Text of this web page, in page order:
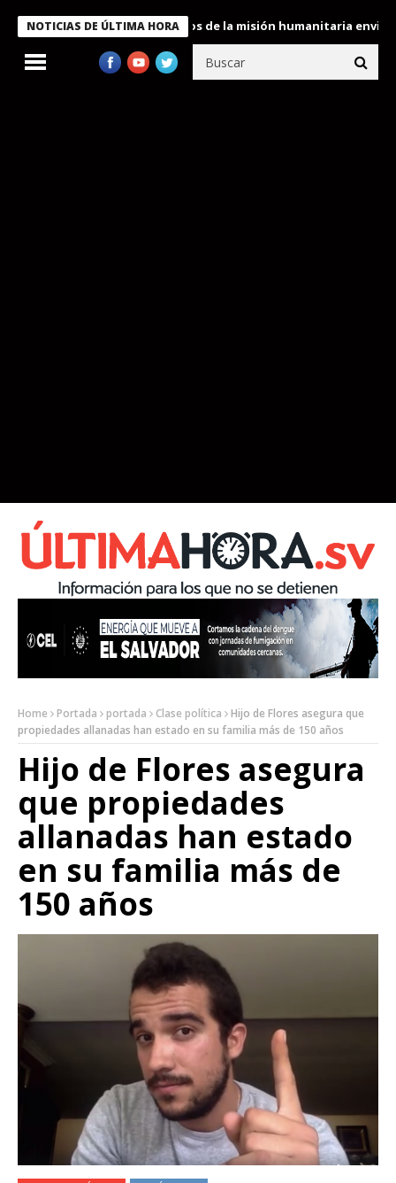
NOTICIAS DE ÚLTIMA HORA
condecora a miembros de la misión humanitaria enviada a
Home Portada portada Clase política
Hijo de Flores asegura que
propiedades allanadas han estado en su familia más de 150 años
Hijo de Flores asegura
que propiedades
allanadas han estado
en su familia más de
150 años